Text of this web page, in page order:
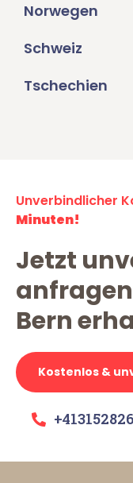
Norwegen
Schweiz
Tschechien
Unverbindlicher
Minuten!
Jetzt
anfragen
Bern
Kostenlos &